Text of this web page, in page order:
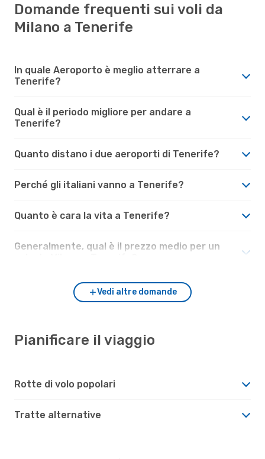
Domande frequenti sui voli da
Milano a Tenerife
In quale Aeroporto è meglio atterrare a
Tenerife?
Qual è il periodo migliore per andare a
Tenerife?
Quanto distano i due aeroporti di Tenerife?
Perché gli italiani vanno a Tenerife?
Quanto è cara la vita a Tenerife?
Generalmente, qual è il prezzo medio per un
Vedi altre domande
Pianificare il viaggio
Rotte di volo popolari
Tratte alternative